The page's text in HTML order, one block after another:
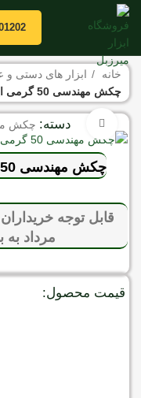
خانه ابزار های دستی و
چکش مهندسی 50 گرمی ایران پتک کد AB-2010
دسته: چکش
برای بزرگنمایی
چکش مهندسی 50 گرمی ایران پتک کد AB-2010
مرداد
قیمت محصول: